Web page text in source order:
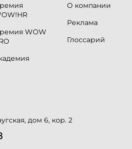
WOW
О компании
Реклама
Глоссарий
дом 6, кор. 2